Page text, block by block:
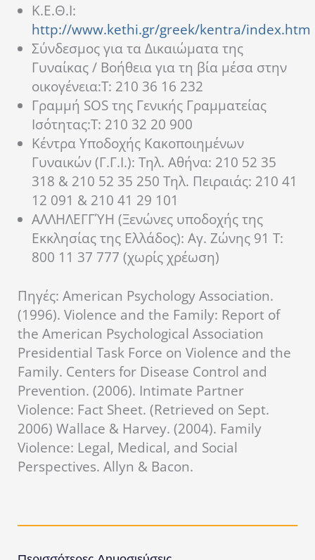
Κ.Ε.Θ.Ι:
http://www.kethi.gr/greek/kentra/index.htm
Σύνδεσμος για τα Δικαιώματα της
Γυναίκας / Βοήθεια για τη βία μέσα στην
οικογένεια:T: 210 36 16 232
Γραμμή SOS της Γενικής Γραμματείας
Ισότητας:T: 210 32 20 900
Κέντρα Υποδοχής Κακοποιημένων
Γυναικών (Γ.Γ.Ι.): Tηλ. Αθήνα: 210 52 35
318 & 210 52 35 250 Τηλ. Πειραιάς: 210 41
12 091 & 210 41 29 101
ΑΛΛΗΛΕΓΓΎΗ (Ξενώνες υποδοχής της
Εκκλησίας της Ελλάδος): Αγ. Ζώνης 91 Τ:
800 11 37 777 (χωρίς χρέωση)
Πηγές: American Psychology Association.
(1996). Violence and the Family: Report of
the American Psychological Association
Presidential Task Force on Violence and the
Family. Centers for Disease Control and
Prevention. (2006). Intimate Partner
Violence: Fact Sheet. (Retrieved on Sept.
2006) Wallace & Harvey. (2004). Family
Violence: Legal, Medical, and Social
Perspectives. Allyn & Bacon.